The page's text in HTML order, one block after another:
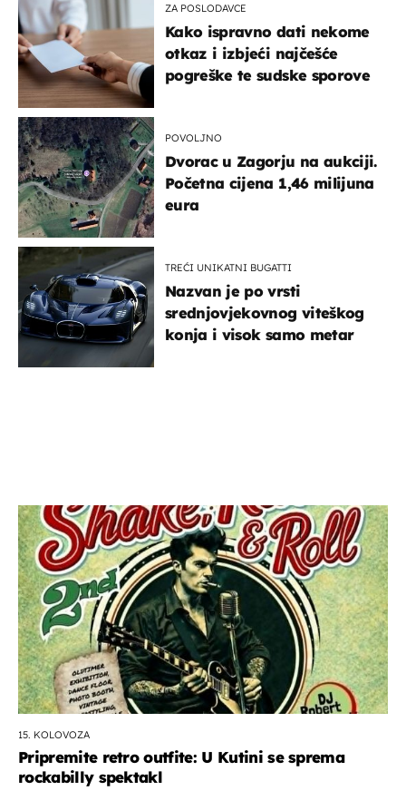
ZA POSLODAVCE
Kako ispravno dati nekome
otkaz i izbjeći najčešće
pogreške te sudske sporove
POVOLJNO
Dvorac u Zagorju na aukciji.
Početna cijena 1,46 milijuna
eura
TREĆI UNIKATNI BUGATTI
Nazvan je po vrsti
srednjovjekovnog viteškog
konja i visok samo metar
15. KOLOVOZA
Pripremite retro outfite: U Kutini se sprema
rockabilly spektakl